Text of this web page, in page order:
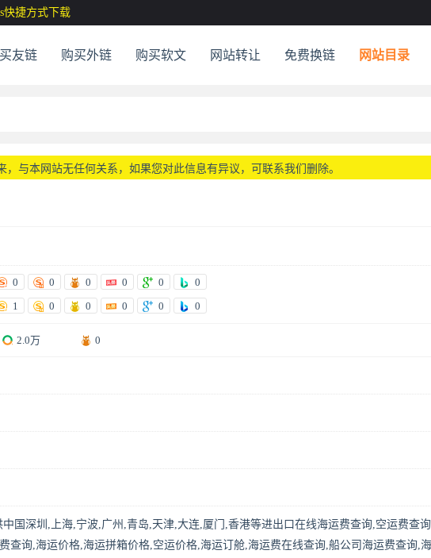
快捷方式下载
友链 购买外链 购买软文 网站转让 免费换链 网站目录
与本网站无任何关系，如果您对此信息有异议，可联系我们删除。
0 0 0 0 0
0
1 0 0 0 0 0
2.0万 0
中国深圳,上海,宁波,广州,青岛,天津,大连,厦门,香港等进出口在线海运费查询,空运费查
查询,海运价格,海运拼箱价格,空运价格,海运订舱,海运费在线查询,船公司海运费查询,